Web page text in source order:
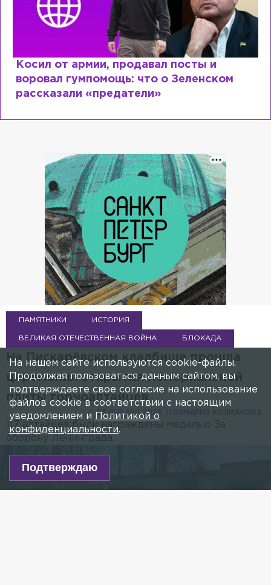
Косил от армии, продавал посты и
воровал гумпомощь: что о Зеленском
рассказали «предатели»
ПАМЯТНИКИ ИСТОРИЯ
ВЕЛИКАЯ ОТЕЧЕСТВЕННАЯ ВОЙНА БЛОКАДА
На Пискарёвском кладбище прошла
церемония открытия мемориальной
плиты горноалтайцев
25 ЯНВАРЯ 2025, 11:09
117 алтайцев были награждены медалью За
оборону Ленинграда.
На нашем сайте используются cookie-файлы.
Продолжая пользоваться данным сайтом, вы
подтверждаете свое согласие на использование
файлов cookie в соответствии с настоящим
уведомлением и
Политикой о
конфиденциальности.
Подтверждаю